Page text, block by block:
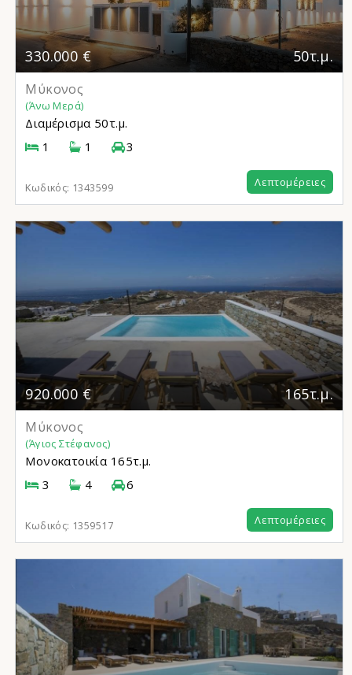
330.000 € 50τ.μ.
Μύκονος
(Άνω Μερά)
Διαμέρισμα 50τ.μ.
1
1 3
Κωδικός: 1343599 Λεπτομέρειες
920.000 € 165τ.μ.
Μύκονος
(Άγιος Στέφανος)
Μονοκατοικία 165τ.μ.
3
4 6
Κωδικός: 1359517 Λεπτομέρειες